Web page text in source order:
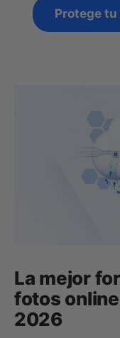
Protege
La mejor
fotos
2026